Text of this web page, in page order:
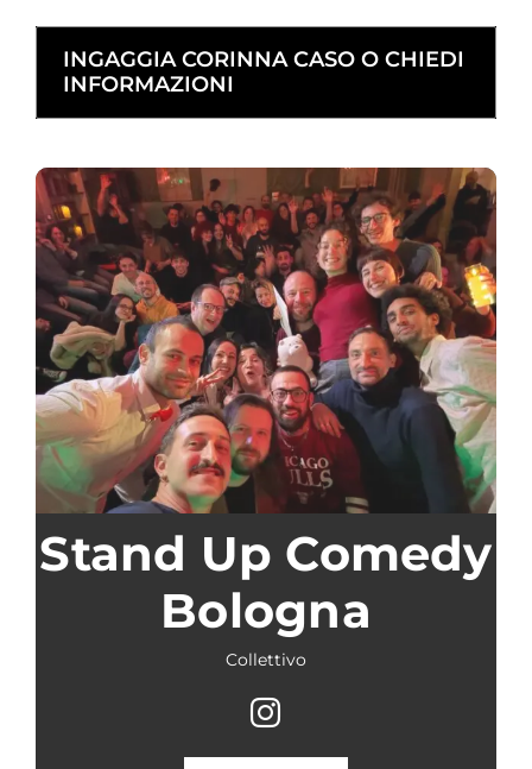
INGAGGIA CORINNA CASO O CHIEDI
INFORMAZIONI
Stand Up Comedy
Bologna
Collettivo